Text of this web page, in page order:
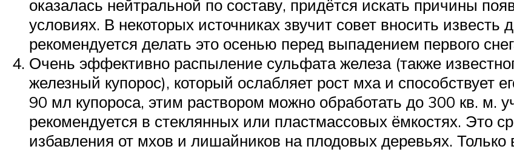
оказалась нейтральной по составу, придётся искать причины
условиях. В некоторых источниках звучит совет вносить известь
рекомендуется делать это осенью перед выпадением первого
Очень эффективно распыление сульфата железа (также
железный купорос), который ослабляет рост мха и способствует
90 мл купороса, этим раствором можно обработать до 300 кв. м.
рекомендуется в стеклянных или пластмассовых ёмкостях. Это
избавления от мхов и лишайников на плодовых деревьях.